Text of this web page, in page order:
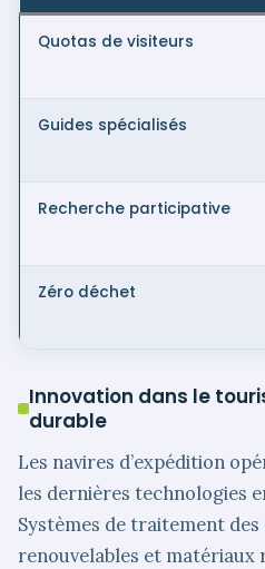
Quotas de visiteurs
Guides spécialisés
Recherche participative
Zéro déchet
Innovation dans le
durable
Les navires d’expédition
les dernières technologies
Systèmes de traitement des
renouvelables et